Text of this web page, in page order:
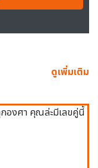
ดูเพิ่มเติม